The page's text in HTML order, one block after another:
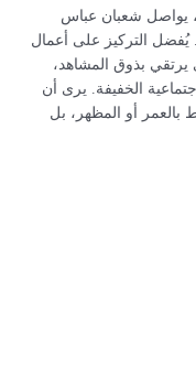
يواصل شعبان عباس
يُفضل التركيز على أعمال
بذوق المشاهد،
الخفيفة. يرى أن
بالعمر أو المظهر، بل